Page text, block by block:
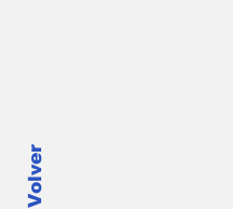
Volver